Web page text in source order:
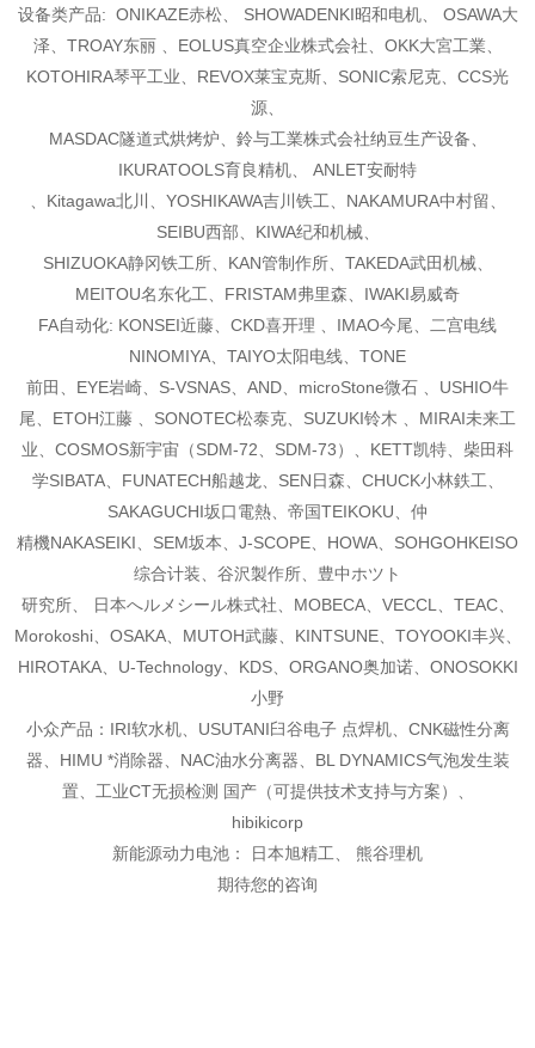
设备类产品: ONIKAZE赤松、 SHOWADENKI昭和电机、 OSAWA大
泽、TROAY东丽 、EOLUS真空企业株式会社、OKK大宮工業、
KOTOHIRA琴平工业、REVOX莱宝克斯、SONIC索尼克、CCS光
源、
MASDAC隧道式烘烤炉、鈴与工業株式会社纳豆生产设备、
IKURATOOLS育良精机、 ANLET安耐特
、Kitagawa北川、YOSHIKAWA吉川铁工、NAKAMURA中村留、
SEIBU西部、KIWA纪和机械、
SHIZUOKA静冈铁工所、KAN管制作所、TAKEDA武田机械、
MEITOU名东化工、FRISTAM弗里森、 IWAKI易威奇
FA自动化: KONSEI近藤、CKD喜开理 、IMAO今尾、二宫电线
NINOMIYA、TAIYO太阳电线、TONE
前田、EYE岩崎、S-VSNAS、AND、microStone微石 、USHIO牛
尾、ETOH江藤 、SONOTEC松泰克、SUZUKI铃木 、MIRAI未来工
业、COSMOS新宇宙（SDM-72、SDM-73）、KETT凯特、柴田科
学SIBATA、FUNATECH船越龙、SEN日森、CHUCK小林鉄工、
SAKAGUCHI坂口電熱、帝国TEIKOKU、仲
精機NAKASEIKI、SEM坂本、J-SCOPE、HOWA、SOHGOHKEISO
综合计装、谷沢製作所、豊中ホツト
研究所、 日本へルメシール株式社、MOBECA、VECCL、TEAC、
Morokoshi、OSAKA、MUTOH武藤、KINTSUNE、TOYOOKI丰兴、
HIROTAKA、U-Technology、KDS、ORGANO奥加诺、ONOSOKKI
小野
小众产品：IRI软水机、USUTANI臼谷电子 点焊机、CNK磁性分离
器、HIMU *消除器、NAC油水分离器、BL DYNAMICS气泡发生装
置、工业CT无损检测 国产（可提供技术支持与方案）、
hibikicorp
新能源动力电池： 日本旭精工、 熊谷理机
期待您的咨询